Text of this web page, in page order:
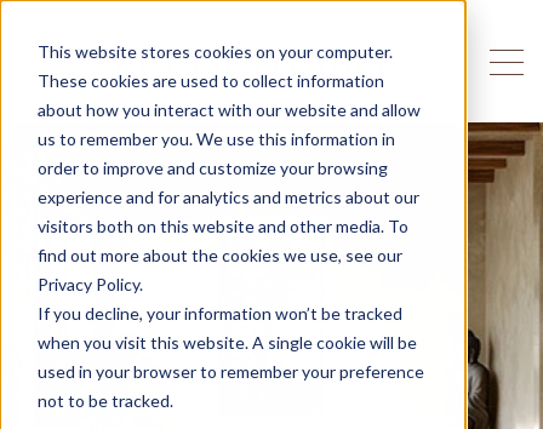
This website stores cookies on your computer.
These cookies are used to collect information
about how you interact with our website and allow
us to remember you. We use this information in
order to improve and customize your browsing
experience and for analytics and metrics about our
visitors both on this website and other media. To
find out more about the cookies we use, see our
Privacy Policy.
If you decline, your information won’t be tracked
when you visit this website. A single cookie will be
used in your browser to remember your preference
not to be tracked.